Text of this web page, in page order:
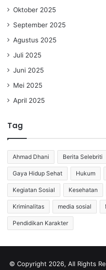
Oktober 2025
September 2025
Agustus 2025
Juli 2025
Juni 2025
Mei 2025
April 2025
Tag
Ahmad Dhani Berita Selebriti
Gaya Hidup Sehat Hukum
Kegiatan Sosial Kesehatan
Kriminalitas media sosial
Pendidikan Karakter
© Copyright 2026, All Rights